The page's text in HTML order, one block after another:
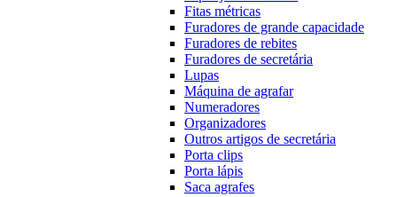
Fitas métricas
Furadores de grande capacidade
Furadores de rebites
Furadores de secretária
Lupas
Máquina de agrafar
Numeradores
Organizadores
Outros artigos de secretária
Porta clips
Porta lápis
Saca agrafes